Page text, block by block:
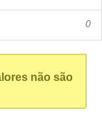
0
não são